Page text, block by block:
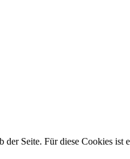
Seite. Für diese Cookies